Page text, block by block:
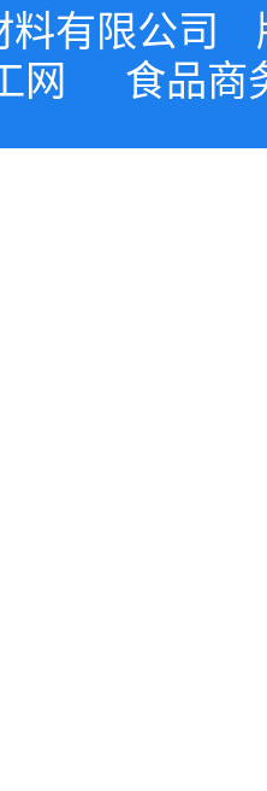
有限公司
网 食品商